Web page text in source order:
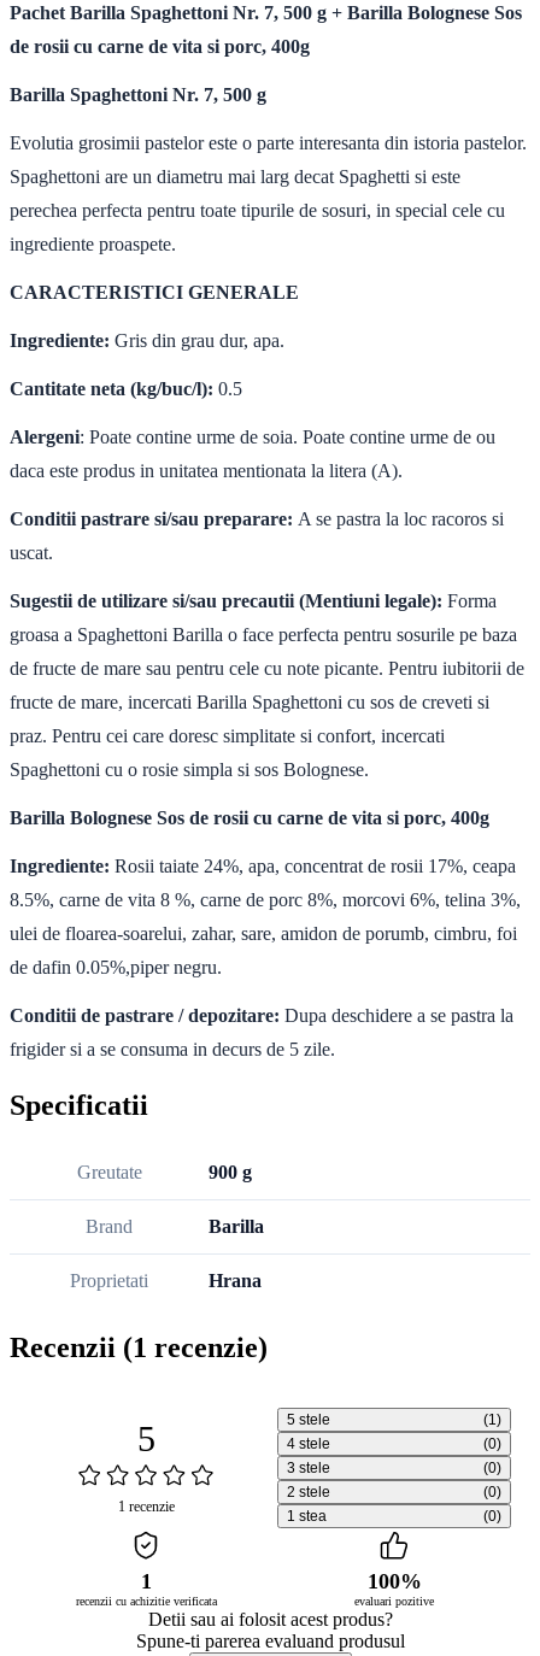
Pachet Barilla Spaghettoni Nr. 7, 500 g + Barilla Bolognese Sos
de rosii cu carne de vita si porc, 400g
Barilla Spaghettoni Nr. 7, 500 g
Evolutia grosimii pastelor este o parte interesanta din istoria pastelor.
Spaghettoni are un diametru mai larg decat Spaghetti si este
perechea perfecta pentru toate tipurile de sosuri, in special cele cu
ingrediente proaspete.
CARACTERISTICI GENERALE
Ingrediente: Gris din grau dur, apa.
Cantitate neta (kg/buc/l): 0.5
Alergeni: Poate contine urme de soia. Poate contine urme de ou
daca este produs in unitatea mentionata la litera (A).
Conditii pastrare si/sau preparare: A se pastra la loc racoros si
uscat.
Sugestii de utilizare si/sau precautii (Mentiuni legale): Forma
groasa a Spaghettoni Barilla o face perfecta pentru sosurile pe baza
de fructe de mare sau pentru cele cu note picante. Pentru iubitorii de
fructe de mare, incercati Barilla Spaghettoni cu sos de creveti si
praz. Pentru cei care doresc simplitate si confort, incercati
Spaghettoni cu o rosie simpla si sos Bolognese.
Barilla Bolognese Sos de rosii cu carne de vita si porc, 400g
Ingrediente: Rosii taiate 24%, apa, concentrat de rosii 17%, ceapa
8.5%, carne de vita 8 %, carne de porc 8%, morcovi 6%, telina 3%,
ulei de floarea-soarelui, zahar, sare, amidon de porumb, cimbru, foi
de dafin 0.05%,piper negru.
Conditii de pastrare / depozitare: Dupa deschidere a se pastra la
frigider si a se consuma in decurs de 5 zile.
Specificatii
Greutate 900 g
Brand Barilla
Proprietati Hrana
Recenzii (1 recenzie)
5
1 recenzie
5 stele
(1)
4 stele
(0)
3 stele
(0)
2 stele
(0)
1 stea
(0)
1
recenzii cu achizitie verificata
100%
evaluari pozitive
Detii sau ai folosit acest produs?
Spune-ti parerea evaluand produsul